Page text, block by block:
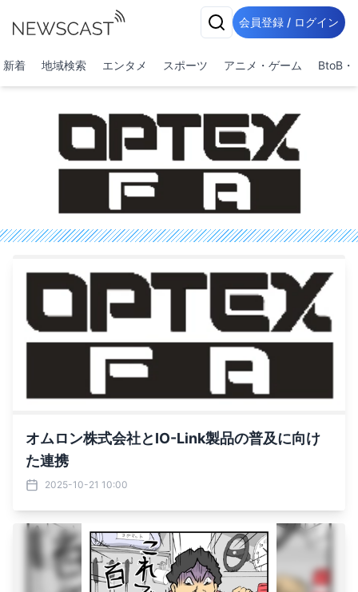
会員登録 / ログイン
新着 地域検索 エンタメ スポーツ アニメ・ゲーム BtoB・
オムロン株式会社とIO-Link製品の普及に向け
た連携
2025-10-21 10:00